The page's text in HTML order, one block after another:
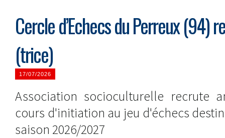
Cercle d’Echecs du Perreux (94)
(trice)
17/07/2026
Association socioculturelle recrute
cours d'initiation au jeu d'échecs
saison 2026/2027